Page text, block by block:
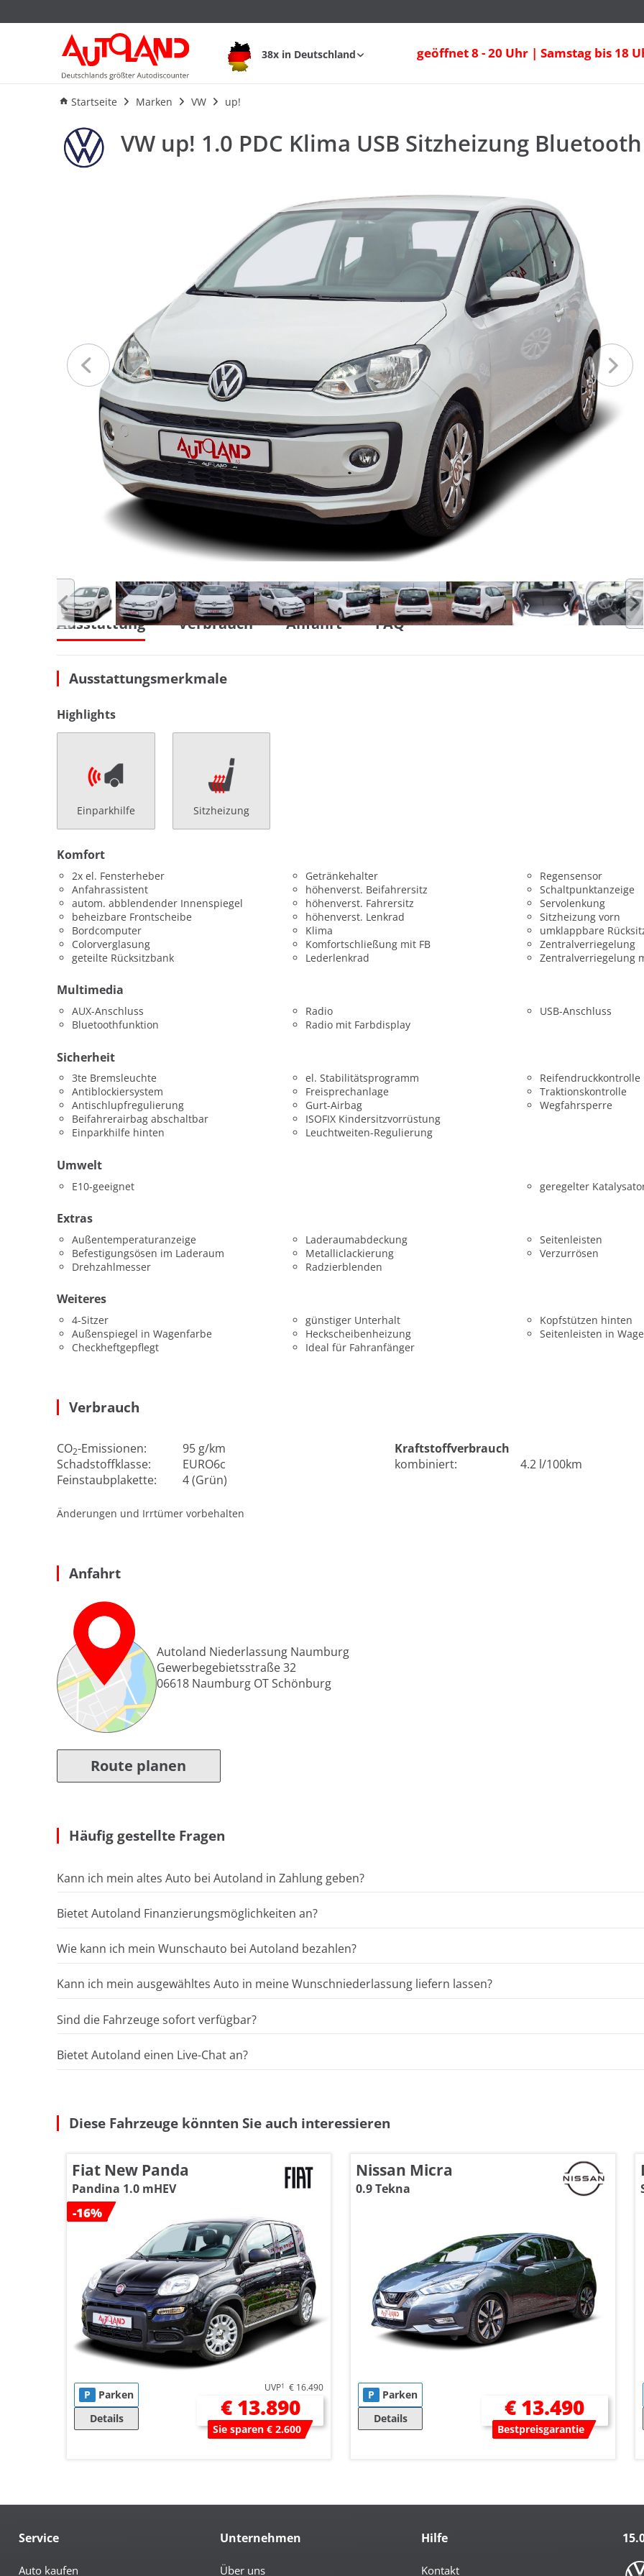
38x in Deutschland geöffnet 8 - 20 Uhr | Samstag bis 18
Startseite Marken VW up!
VW up! 1.0 PDC Klima USB Sitzheizung Bluetooth
Ausstattung Verbrauch
VW up! 1.0 PDC Klima USB Sitzheizung Bluetooth
Ausstattung Verbrauch Anfahrt FAQ
Ausstattungsmerkmale
Highlights
Einparkhilfe Sitzheizung
Komfort
2x el. Fensterheber
Anfahrassistent
autom. abblendender Innenspiegel
beheizbare Frontscheibe
Bordcomputer
Colorverglasung
geteilte Rücksitzbank
Getränkehalter
höhenverst. Beifahrersitz
höhenverst. Fahrersitz
höhenverst. Lenkrad
Klima
Komfortschließung mit FB
Lederlenkrad
Regensensor
Schaltpunktanzeige
Servolenkung
Sitzheizung vorn
umklappbare
Zentralverriegelung
Zentralverriegelung
Multimedia
AUX-Anschluss
Bluetoothfunktion
Radio
Radio mit Farbdisplay
USB-Anschluss
Sicherheit
3te Bremsleuchte
Antiblockiersystem
Antischlupfregulierung
Beifahrerairbag abschaltbar
Einparkhilfe hinten
el. Stabilitätsprogramm
Freisprechanlage
Gurt-Airbag
ISOFIX Kindersitzvorrüstung
Leuchtweiten-Regulierung
Reifendruckkontrolle
Traktionskontrolle
Wegfahrsperre
Umwelt
E10-geeignet geregelter
Extras
Außentemperaturanzeige
Befestigungsösen im Laderaum
Drehzahlmesser
Laderaumabdeckung
Metalliclackierung
Radzierblenden
Seitenleisten
Verzurrösen
Weiteres
4-Sitzer
Außenspiegel in Wagenfarbe
Checkheftgepflegt
günstiger Unterhalt
Heckscheibenheizung
Ideal für Fahranfänger
Kopfstützen hinten
Seitenleisten in
Verbrauch
CO2-Emissionen:
95 g/km
Schadstoffklasse:
EURO6c
Feinstaubplakette:
4 (Grün)
Kraftstoffverbrauch
kombiniert:
4.2 l/100km
Änderungen und Irrtümer vorbehalten
Anfahrt
Autoland Niederlassung Naumburg
Gewerbegebietsstraße 32
06618 Naumburg OT Schönburg
Route planen
Häufig gestellte Fragen
Kann ich mein altes Auto bei Autoland in Zahlung geben?
Bietet Autoland Finanzierungsmöglichkeiten an?
Wie kann ich mein Wunschauto bei Autoland bezahlen?
Kann ich mein ausgewähltes Auto in meine Wunschniederlassung liefern lassen?
Sind die Fahrzeuge sofort verfügbar?
Bietet Autoland einen Live-Chat an?
Diese Fahrzeuge könnten Sie auch interessieren
Fiat New Panda
Pandina 1.0 mHEV
-16%
P
Parken
Details
UVP1 € 16.490
€ 13.890
Sie sparen € 2.600
Nissan Micra
0.9 Tekna
P
Parken
Details
€ 13.490
Bestpreisgarantie
Service
Auto kaufen
Unternehmen
Über uns
Hilfe
Kontakt